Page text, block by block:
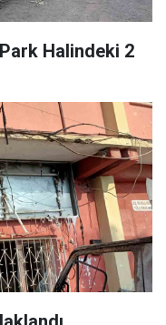
Halindeki 2